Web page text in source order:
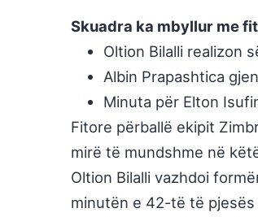
Skuadra ka mbyllur me
Oltion Bilalli realizon
Albin Prapashtica
Minuta për Elton
Fitore përballë ekipit
mirë të mundshme në
Oltion Bilalli vazhdoi form
minutën e 42-të të pjesës